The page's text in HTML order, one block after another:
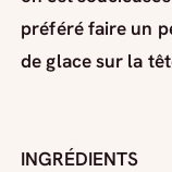
préféré faire un
de glace sur la
INGRÉDIENTS